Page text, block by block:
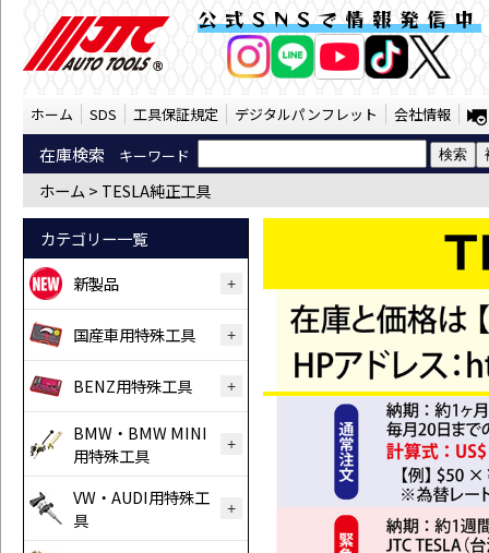
TESLA純正工具（SST） | JTC
公式SNSで情報発信中
ホーム SDS 工具保証規定 デジタルパンフレット 会社情報
在庫検索 キーワード
ホーム > TESLA純正工具
カテゴリー一覧
新製品
国産車用特殊工具
BENZ用特殊工具
BMW・BMW MINI
用特殊工具
VW・AUDI用特殊工
具
AI商品コンシェルジ
オンライン